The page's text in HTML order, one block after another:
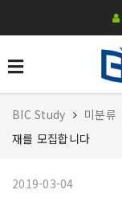
BIC Study 미분류
재를 모집합니다
2019-03-04